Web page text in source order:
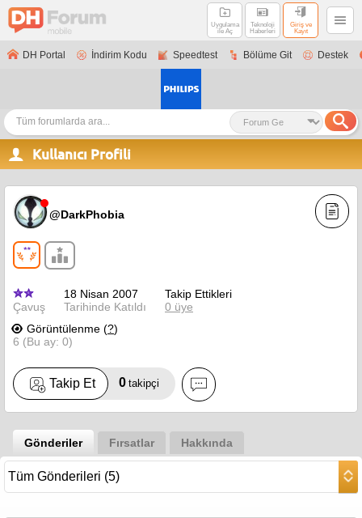
Uygulama
ile Aç
Teknoloji
Haberleri
Giriş ve
Kayıt
DH Portal İndirim Kodu Speedtest Bölüme Git Destek
Kullanıcı Profili
@DarkPhobia
Çavuş
18 Nisan 2007
Tarihinde Katıldı
Takip Ettikleri
0 üye
Görüntülenme (?)
6 (Bu ay: 0)
Takip Et 0 takipçi
Gönderiler Fırsatlar Hakkında